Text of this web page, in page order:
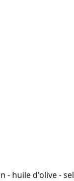
- huile d'olive - sel